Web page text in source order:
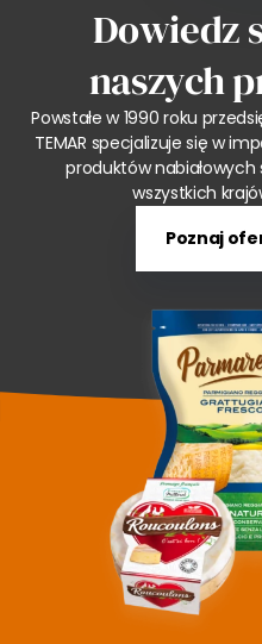
Dowiedz
naszych
Powstałe w 1990 roku
TEMAR specjalizuje się w
produktów
wszystkich
Poznaj